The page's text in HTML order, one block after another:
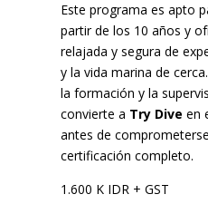
Este programa es apto
partir de los 10 años y
relajada y segura de
y la vida marina de
la formación y la
convierte a Try Dive en
antes de
certificación completo.
1.600 K IDR + GST